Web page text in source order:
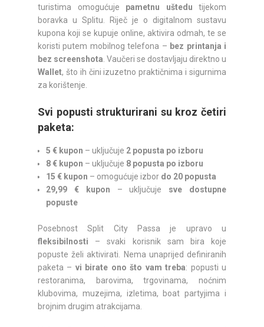
turistima omogućuje pametnu uštedu tijekom
boravka u Splitu. Riječ je o digitalnom sustavu
kupona koji se kupuje online, aktivira odmah, te se
koristi putem mobilnog telefona – bez printanja i
bez screenshota . Vaučeri se dostavljaju direktno u
Wallet, što ih čini izuzetno praktičnima i sigurnima
za korištenje.
Svi popusti strukturirani su kroz četiri
paketa:
5 € kupon – uključuje 2 popusta po izboru
8 € kupon – uključuje 8 popusta po izboru
15 € kupon – omogućuje izbor do 20 popusta
29,99 € kupon – uključuje sve dostupne
popuste
Posebnost Split City Passa je upravo u
fleksibilnosti – svaki korisnik sam bira koje
popuste želi aktivirati. Nema unaprijed definiranih
paketa – vi birate ono što vam treba: popusti u
restoranima, barovima, trgovinama, noćnim
klubovima, muzejima, izletima, boat partyjima i
brojnim drugim atrakcijama.